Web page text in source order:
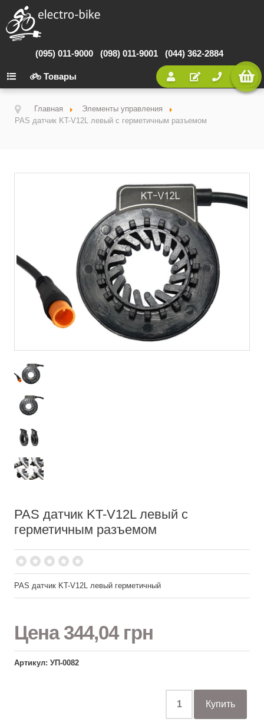
(095) 011-9000 (098) 011-9001 (044) 362-2884
Товары
Главная
Элементы управления
PAS датчик KT-V12L левый с герметичным разъемом
PAS датчик KT-V12L левый с
герметичным разъемом
PAS датчик KT-V12L левый герметичный
Цена344,04 грн
Артикул: УП-0082